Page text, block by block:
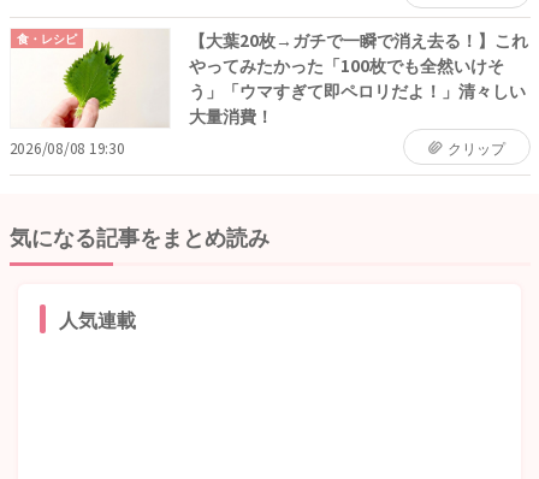
食・レシピ
【大葉20枚→ガチで一瞬で消え去る！】これ
やってみたかった「100枚でも全然いけそ
う」「ウマすぎて即ペロリだよ！」清々しい
大量消費！
2026/08/08 19:30 クリップ
気になる記事をまとめ読み
人気連載